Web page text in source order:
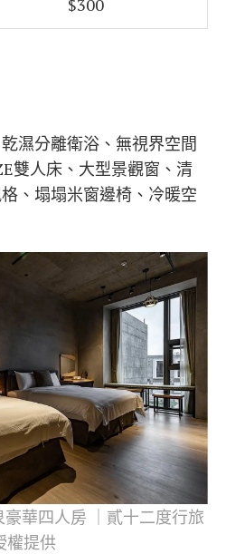
$300
濕分離衛浴、無視界空間
雙人床、大型景觀窗、清
、塌塌米窗邊椅、冷暖空
豪華四人房 ｜貳十二度行旅
權提供